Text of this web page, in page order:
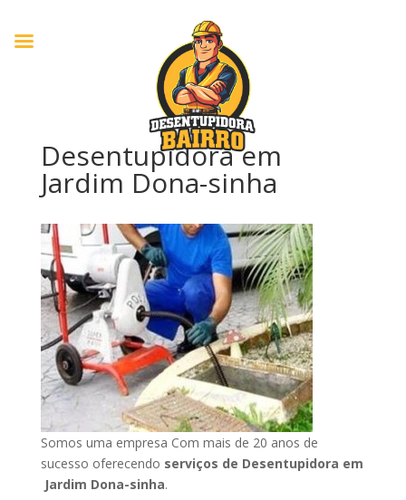
Desentupidora em
Jardim Dona-sinha
Somos uma empresa Com mais de 20 anos de
sucesso oferecendo serviços de Desentupidora em
Jardim Dona-sinha.